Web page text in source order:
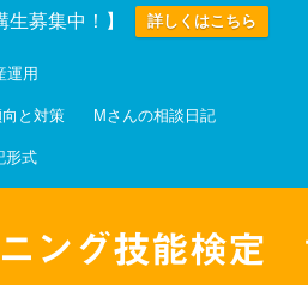
募集中！】 詳しくはこちら
運用
と対策 Mさんの相談日記
形式
ング技能検定